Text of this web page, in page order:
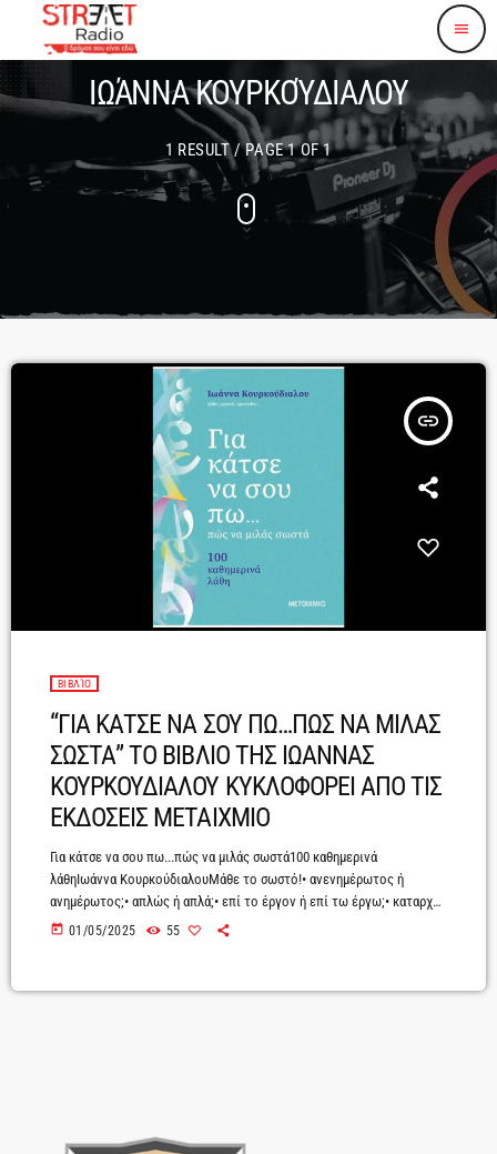
menu
ΙΩΆΝΝΑ ΚΟΥΡΚΟΎΔΙΑΛΟΥ
1 RESULT / PAGE 1 OF 1
insert_link
ΒΙΒΛΊΟ
“ΓΙΑ ΚΑΤΣΕ ΝΑ ΣΟΥ ΠΩ…ΠΩΣ ΝΑ ΜΙΛΑΣ
ΣΩΣΤΑ” ΤΟ ΒΙΒΛΙΟ ΤΗΣ ΙΩΑΝΝΑΣ
ΚΟΥΡΚΟΥΔΙΑΛΟΥ ΚΥΚΛΟΦΟΡΕΙ ΑΠΟ ΤΙΣ
ΕΚΔΟΣΕΙΣ ΜΕΤΑΙΧΜΙΟ
Για κάτσε να σου πω...πώς να μιλάς σωστά100 καθημερινά
λάθηΙωάννα ΚουρκούδιαλουΜάθε το σωστό!• ανενημέρωτος ή
ανημέρωτος;• απλώς ή απλά;• επί το έργον ή επί τω έργω;• καταρχήν
ή κατ’ αρχάς;• κοινότοπος ή κοινότυπος;• περιβαλλοντικός ή
χειρουργός ή χειρούργος;...και πολλά ακόμαΓιατί η σωστή χρήση της
today 01/05/2025 55